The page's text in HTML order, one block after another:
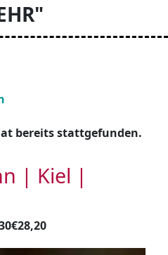
bereits stattgefunden.
| Kiel |
€28,20